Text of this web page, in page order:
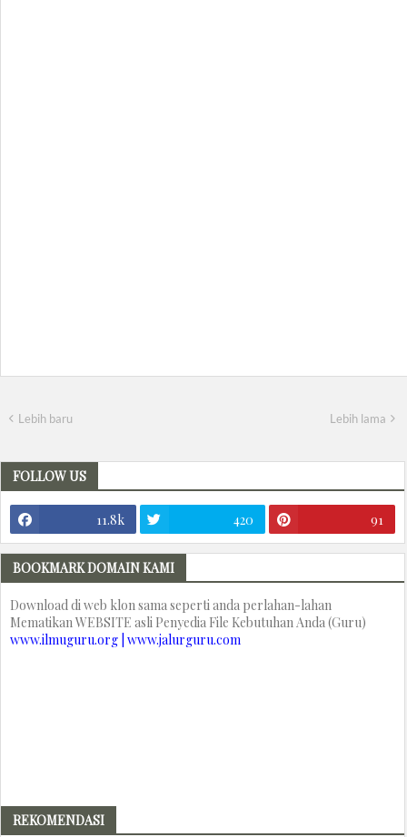
Lebih baru Lebih lama
FOLLOW US
11.8k 420 91
BOOKMARK DOMAIN KAMI
Download di web klon sama seperti anda perlahan-lahan
Mematikan WEBSITE asli Penyedia File Kebutuhan Anda (Guru)
www.ilmuguru.org | www.jalurguru.com
REKOMENDASI